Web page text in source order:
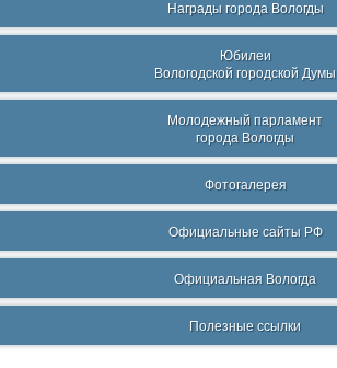
Награды города Вологды
Юбилеи
Вологодской городской Думы
Молодежный парламент
города Вологды
Фотогалерея
Официальные сайты РФ
Официальная Вологда
Полезные ссылки